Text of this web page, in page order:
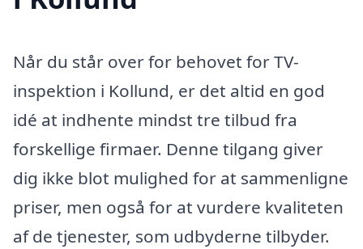
Når du står over for behovet for TV-
inspektion i Kollund, er det altid en god
idé at indhente mindst tre tilbud fra
forskellige firmaer. Denne tilgang giver
dig ikke blot mulighed for at sammenligne
priser, men også for at vurdere kvaliteten
af de tjenester, som udbyderne tilbyder.